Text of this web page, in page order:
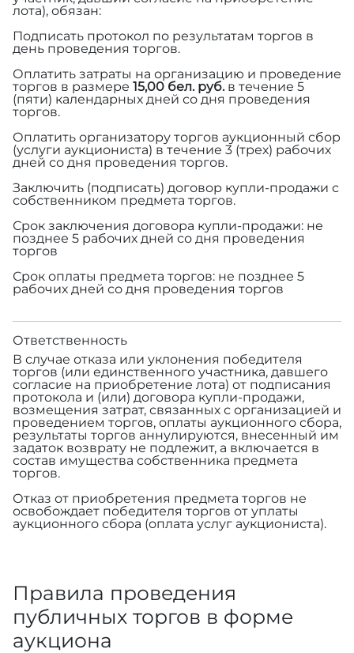
лота), обязан:
Подписать протокол по результатам торгов в
день проведения торгов.
Оплатить затраты на организацию и проведение
торгов в размере 15,00 бел. руб.в течение 5
(пяти) календарных дней со дня проведения
торгов.
Оплатить организатору торгов аукционный сбор
(услуги аукциониста) в течение 3 (трех) рабочих
дней со дня проведения торгов.
Заключить (подписать) договор купли-продажи с
собственником предмета торгов.
Срок заключения договора купли-продажи: не
позднее 5 рабочих дней со дня проведения
торгов
Срок оплаты предмета торгов: не позднее 5
рабочих дней со дня проведения торгов
Ответственность
В случае отказа или уклонения победителя
торгов (или единственного участника, давшего
согласие на приобретение лота) от подписания
протокола и (или) договора купли-продажи,
возмещения затрат, связанных с организацией и
проведением торгов, оплаты аукционного сбора,
результаты торгов аннулируются, внесенный им
задаток возврату не подлежит, а включается в
состав имущества собственника предмета
торгов.
Отказ от приобретения предмета торгов не
освобождает победителя торгов от уплаты
аукционного сбора (оплата услуг аукциониста).
Правила проведения
публичных торгов в форме
аукциона